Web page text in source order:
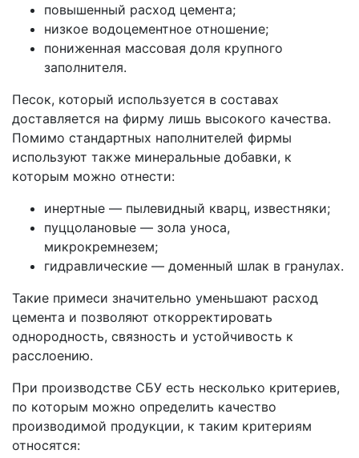
повышенный расход цемента;
низкое водоцементное отношение;
пониженная массовая доля крупного
заполнителя.
Песок, который используется в составах
доставляется на фирму лишь высокого качества.
Помимо стандартных наполнителей фирмы
используют также минеральные добавки, к
которым можно отнести:
инертные — пылевидный кварц, известняки;
пуццолановые — зола уноса,
микрокремнезем;
гидравлические — доменный шлак в гранулах.
Такие примеси значительно уменьшают расход
цемента и позволяют откорректировать
однородность, связность и устойчивость к
расслоению.
При производстве СБУ есть несколько критериев,
по которым можно определить качество
производимой продукции, к таким критериям
относятся: